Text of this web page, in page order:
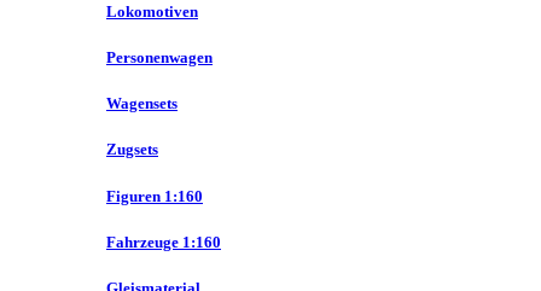
Lokomotiven
Personenwagen
Wagensets
Zugsets
Figuren 1:160
Fahrzeuge 1:160